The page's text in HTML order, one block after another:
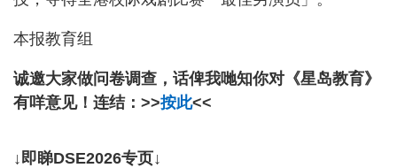
本报教育组
诚邀大家做问卷调查，话俾我哋知你对《星岛教育》
有咩意见！连结：>>按此<<
↓即睇DSE2026专页↓